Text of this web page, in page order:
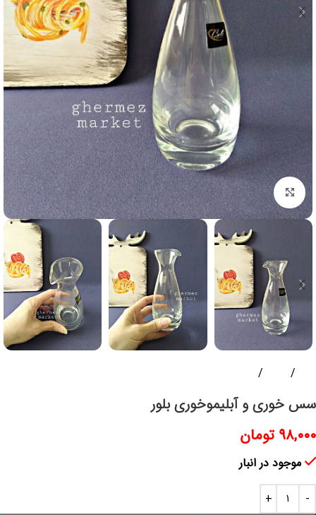
برای بزرگنمایی کلیک کنید
سس خوری و آبلیموخوری بلور
۹۸,۰۰۰ تومان
موجود در انبار